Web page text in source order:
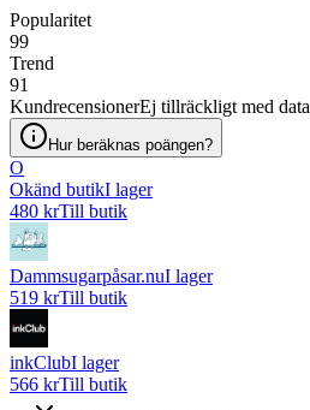
Popularitet
99
Trend
91
KundrecensionerEj tillräckligt med data
Hur beräknas poängen?
O
Okänd butikI lager
480 krTill butik
Dammsugarpåsar.nuI lager
519 krTill butik
inkClubI lager
566 krTill butik